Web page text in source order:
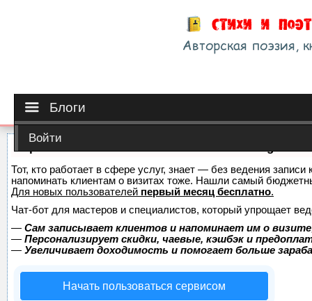
Блоги
Войти
Тот, кто работает в сфере услуг, знает — без ведения
напоминать клиентам о визитах тоже. Нашли самый
Для новых пользователей первый месяц бесплатно.
Чат-бот для мастеров и специалистов, который упрощает
— Сам записывает клиентов и напоминает им о
— Персонализирует скидки, чаевые, кэшбэк и
— Увеличивает доходимость и помогает больше
Начать пользоваться сервисом